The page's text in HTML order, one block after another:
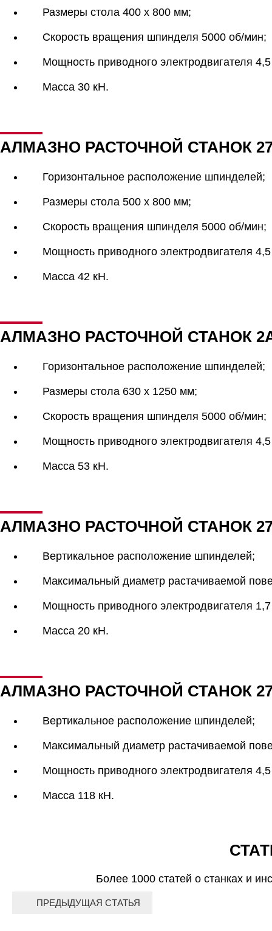
Размеры стола 400 х 800 мм;
Скорость вращения шпинделя 5000 об/мин;
Мощность приводного электродвигателя 4,5
Масса 30 кН.
АЛМАЗНО РАСТОЧНОЙ СТАНОК
Горизонтальное расположение шпинделей;
Размеры стола 500 х 800 мм;
Скорость вращения шпинделя 5000 об/мин;
Мощность приводного электродвигателя 4,5
Масса 42 кН.
АЛМАЗНО РАСТОЧНОЙ СТАНОК
Горизонтальное расположение шпинделей;
Размеры стола 630 х 1250 мм;
Скорость вращения шпинделя 5000 об/мин;
Мощность приводного электродвигателя 4,5
Масса 53 кН.
АЛМАЗНО РАСТОЧНОЙ СТАНОК
Вертикальное расположение шпинделей;
Максимальный диаметр растачиваемой
Мощность приводного электродвигателя 1,7
Масса 20 кН.
АЛМАЗНО РАСТОЧНОЙ СТАНОК
Вертикальное расположение шпинделей;
Максимальный диаметр растачиваемой
Мощность приводного электродвигателя 4,5
Масса 118 кН.
Более 1000 статей о станках и
ПРЕДЫДУЩАЯ СТАТЬЯ